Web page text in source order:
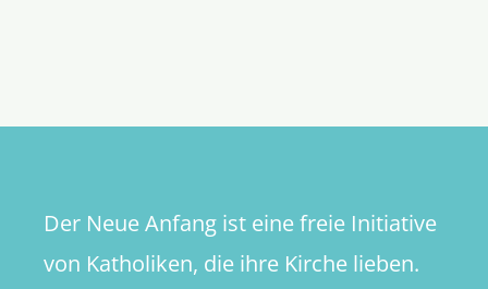
Der Neue Anfang ist eine freie Initiative
von Katholiken, die ihre Kirche lieben.